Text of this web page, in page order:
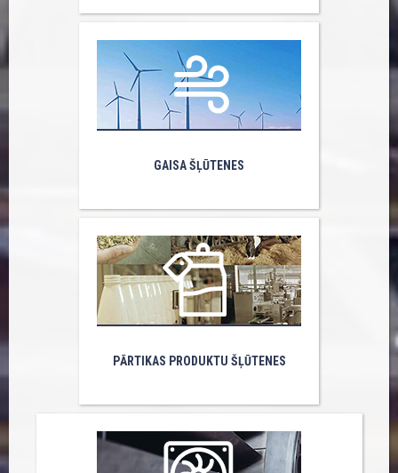
GAISA ŠĻŪTENES
PĀRTIKAS PRODUKTU ŠĻŪTENES